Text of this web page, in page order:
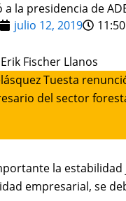
la presidencia de
julio 12, 2019
Fischer Llanos
Tuesta
del sector
la
empresarial, se